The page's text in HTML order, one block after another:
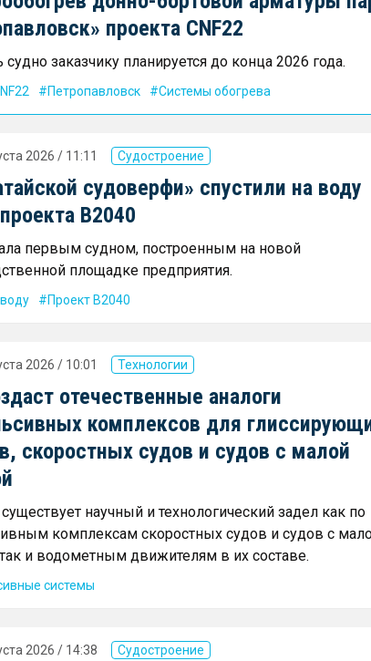
проекта CNF22
судно заказчику планируется до конца 2026 года.
Петропавловск Системы обогрева
2026 / 11:11 Судостроение
судоверфи» спустили на воду
В2040
первым судном, построенным на новой
площадке предприятия.
Проект В2040
2026 / 10:01 Технологии
отечественные аналоги
комплексов для
скоростных судов и судов с малой
научный и технологический задел как по
комплексам скоростных судов и судов с
и водометным движителям в их составе.
системы
2026 / 14:38 Судостроение